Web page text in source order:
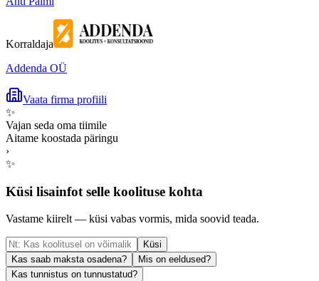
Korraldaja
Addenda OÜ
Vaata firma profiili
✨
Vajan seda oma tiimile
Aitame koostada päringu
›
✨
Küsi lisainfot selle koolituse kohta
Vastame kiirelt — küsi vabas vormis, mida soovid teada.
Küsi
Kas saab maksta osadena?
Mis on eeldused?
Kas tunnistus on tunnustatud?